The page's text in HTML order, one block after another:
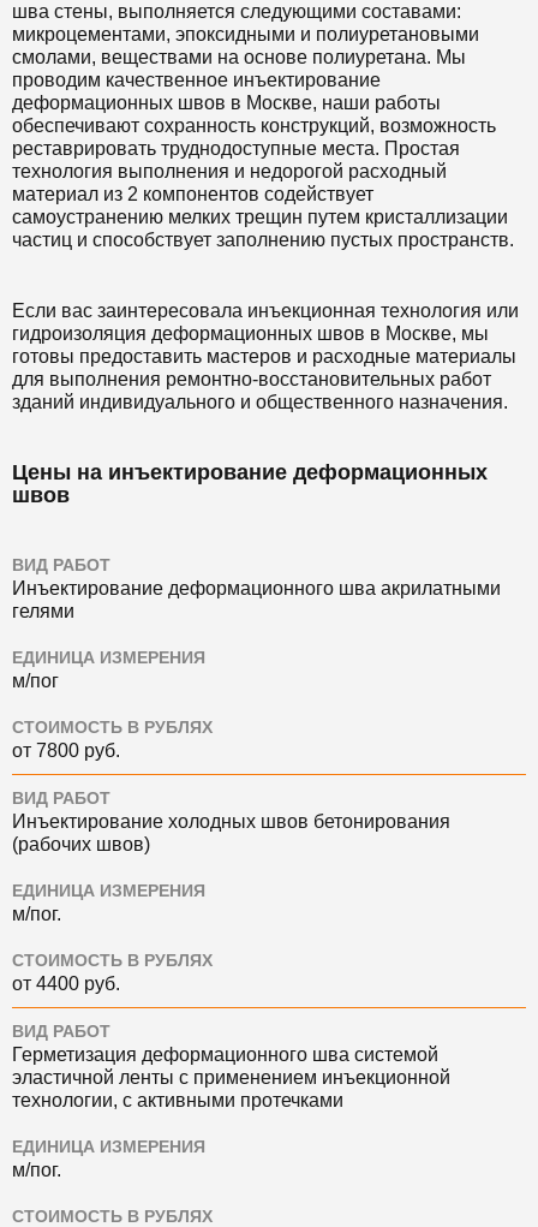
шва стены, выполняется следующими составами:
микроцементами, эпоксидными и полиуретановыми
смолами, веществами на основе полиуретана. Мы
проводим качественное инъектирование
деформационных швов в Москве, наши работы
обеспечивают сохранность конструкций, возможность
реставрировать труднодоступные места. Простая
технология выполнения и недорогой расходный
материал из 2 компонентов содействует
самоустранению мелких трещин путем кристаллизации
частиц и способствует заполнению пустых пространств.
Если вас заинтересовала инъекционная технология или
гидроизоляция деформационных швов в Москве, мы
готовы предоставить мастеров и расходные материалы
для выполнения ремонтно-восстановительных работ
зданий индивидуального и общественного назначения.
Цены на инъектирование деформационных
швов
ВИД РАБОТ
Инъектирование деформационного шва акрилатными
гелями
ЕДИНИЦА ИЗМЕРЕНИЯ
м/пог
СТОИМОСТЬ В РУБЛЯХ
от 7800 руб.
ВИД РАБОТ
Инъектирование холодных швов бетонирования
(рабочих швов)
ЕДИНИЦА ИЗМЕРЕНИЯ
м/пог.
СТОИМОСТЬ В РУБЛЯХ
от 4400 руб.
ВИД РАБОТ
Герметизация деформационного шва системой
эластичной ленты с применением инъекционной
технологии, с активными протечками
ЕДИНИЦА ИЗМЕРЕНИЯ
м/пог.
СТОИМОСТЬ В РУБЛЯХ